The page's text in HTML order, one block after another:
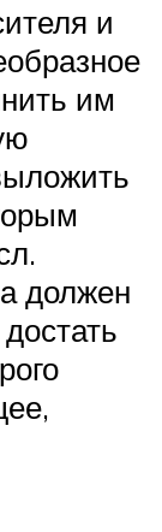
и
им
должен